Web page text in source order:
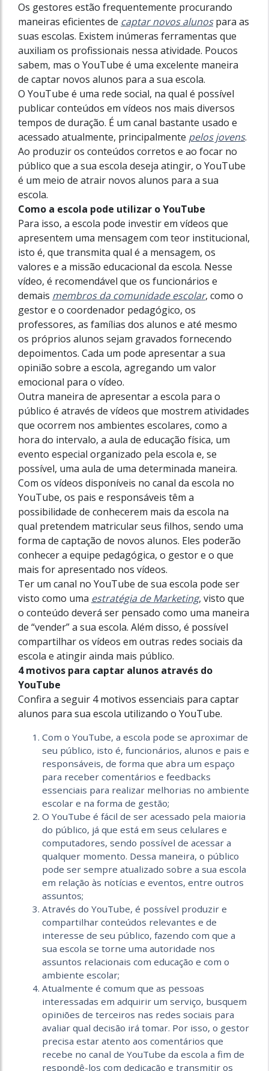
Os gestores estão frequentemente procurando
maneiras eficientes de captar novos alunospara as
suas escolas. Existem inúmeras ferramentas que
auxiliam os profissionais nessa atividade. Poucos
sabem, mas o YouTube é uma excelente maneira
de captar novos alunos para a sua escola.
O YouTube é uma rede social, na qual é possível
publicar conteúdos em vídeos nos mais diversos
tempos de duração. É um canal bastante usado e
acessado atualmente, principalmente pelos jovens.
Ao produzir os conteúdos corretos e ao focar no
público que a sua escola deseja atingir, o YouTube
é um meio de atrair novos alunos para a sua
escola.
Como a escola pode utilizar o YouTube
Para isso, a escola pode investir em vídeos que
apresentem uma mensagem com teor institucional,
isto é, que transmita qual é a mensagem, os
valores e a missão educacional da escola. Nesse
vídeo, é recomendável que os funcionários e
demais membros da comunidade escolar, como o
gestor e o coordenador pedagógico, os
professores, as famílias dos alunos e até mesmo
os próprios alunos sejam gravados fornecendo
depoimentos. Cada um pode apresentar a sua
opinião sobre a escola, agregando um valor
emocional para o vídeo.
Outra maneira de apresentar a escola para o
público é através de vídeos que mostrem atividades
que ocorrem nos ambientes escolares, como a
hora do intervalo, a aula de educação física, um
evento especial organizado pela escola e, se
possível, uma aula de uma determinada maneira.
Com os vídeos disponíveis no canal da escola no
YouTube, os pais e responsáveis têm a
possibilidade de conhecerem mais da escola na
qual pretendem matricular seus filhos, sendo uma
forma de captação de novos alunos. Eles poderão
conhecer a equipe pedagógica, o gestor e o que
mais for apresentado nos vídeos.
Ter um canal no YouTube de sua escola pode ser
visto como uma estratégia de Marketing, visto que
o conteúdo deverá ser pensado como uma maneira
de “vender” a sua escola. Além disso, é possível
compartilhar os vídeos em outras redes sociais da
escola e atingir ainda mais público.
4 motivos para captar alunos através do
YouTube
Confira a seguir 4 motivos essenciais para captar
alunos para sua escola utilizando o YouTube.
Com o YouTube, a escola pode se aproximar de
seu público, isto é, funcionários, alunos e pais e
responsáveis, de forma que abra um espaço
para receber comentários e feedbacks
essenciais para realizar melhorias no ambiente
escolar e na forma de gestão;
O YouTube é fácil de ser acessado pela maioria
do público, já que está em seus celulares e
computadores, sendo possível de acessar a
qualquer momento. Dessa maneira, o público
pode ser sempre atualizado sobre a sua escola
em relação às notícias e eventos, entre outros
assuntos;
Através do YouTube, é possível produzir e
compartilhar conteúdos relevantes e de
interesse de seu público, fazendo com que a
sua escola se torne uma autoridade nos
assuntos relacionais com educação e com o
ambiente escolar;
Atualmente é comum que as pessoas
interessadas em adquirir um serviço, busquem
opiniões de terceiros nas redes sociais para
avaliar qual decisão irá tomar. Por isso, o gestor
precisa estar atento aos comentários que
recebe no canal de YouTube da escola a fim de
respondê-los com dedicação e transmitir os